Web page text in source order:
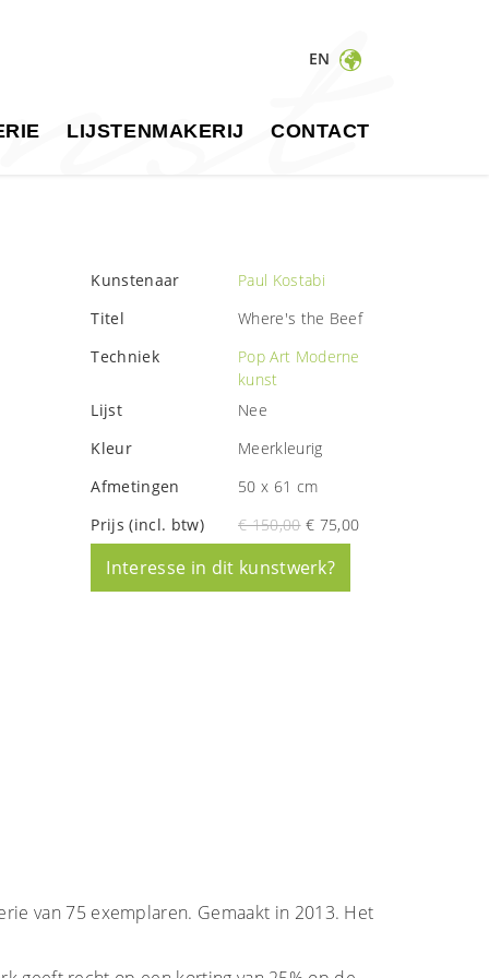
EN
LIJSTENMAKERIJ CONTACT
Kunstenaar
Paul Kostabi
Titel
Where's the Beef
Techniek
Pop Art Moderne
kunst
Lijst
Nee
Kleur
Meerkleurig
Afmetingen
50 x 61 cm
Prijs (incl. btw)
€ 150,00 € 75,00
Interesse in dit kunstwerk?
van 75 exemplaren. Gemaakt in 2013. Het